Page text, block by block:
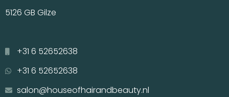
5126 GB Gilze
+31 6 52652638
+31 6 52652638
salon@houseofhairandbeauty.nl